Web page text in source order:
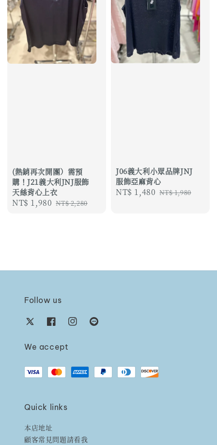
(熱銷再次開團）需預
購！J21義大利JNJ服飾
天絲背心上衣
Sale
NT$ 1,980 Regular
NT$ 2,280
J06義大利小眾品牌JNJ
服飾亞麻背心
Sale
NT$ 1,480 Regular
NT$ 1,980
Follow us
We accept
Quick links
本店地址
顧客常見問題請看我